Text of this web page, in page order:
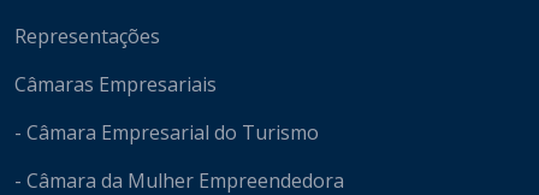
Representações
Câmaras Empresariais
- Câmara Empresarial do Turismo
- Câmara da Mulher Empreendedora